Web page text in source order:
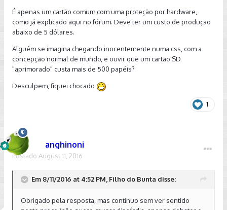
Abraços!
É apenas um cartão comum com uma proteção por hardware,
como já explicado aqui no fórum. Deve ter um custo de produção
abaixo de 5 dólares.
Alguém se imagina chegando inocentemente numa css, com a
concepção normal de mundo, e ouvir que um cartão SD
"aprimorado" custa mais de 500 papéis?
Desculpem, fiquei chocado
1
anghinoni
Postado August 11, 2016
Em 8/11/2016 at 4:52 PM, Filho do Bunta disse:
Obrigado pela resposta, mas continuo sem ver sentido